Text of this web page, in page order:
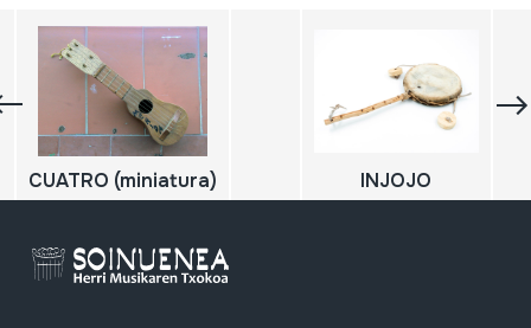
CUATRO (miniatura) INJOJO